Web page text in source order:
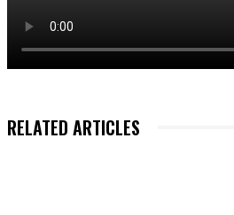
RELATED ARTICLES